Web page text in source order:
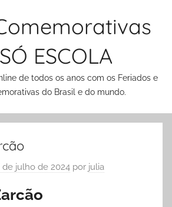
ESCOLA
de todos os anos com os Feriados e
do Brasil e do mundo.
de julho de 2024 por julia